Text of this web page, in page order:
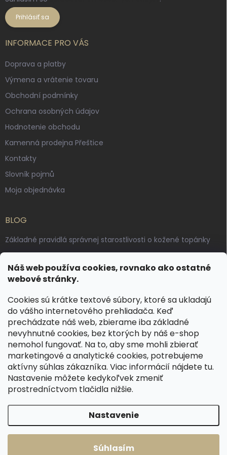
Náš web používa cookies, rovnako ako ostatné
webové stránky.
Cookies sú krátke textové súbory, ktoré sa ukladajú
do vášho internetového prehliadača. Keď
prechádzate náš web, zbierame iba základné
nevyhnutné cookies, bez ktorých by náš e-shop
nemohol fungovať. Na to, aby sme mohli zbierať
marketingové a analytické cookies, potrebujeme
aktívny súhlas zákazníka. Viac informácií nájdete tu.
Nastavenie môžete kedykoľvek zmeniť
prostredníctvom tlačidla nižšie.
Nastavenie
Súhlasím
Prihlásiť sa
INFORMACE PRO VÁS
Doprava a platby
Výmena a vrátenie tovaru
Obchodní podmínky
Ochrana osobných údajov
Hodnotenie obchodu
Kamenná prodejna Přeštice
Kontakty
Slovník pojmů
Moja objednávka
BLOG
Základné pravidlá správnej starostlivosti o kožené topánky
Výroba českých kožených opaskov: vôňa pravej kože, dotyk
remesla
KONTAKT
dotazy@ spongr.cz
+420 776 663 962
https://www.facebook.com/spongr.cz
spongr.cz
Špongr.cz . Všetky práva vyhradené.